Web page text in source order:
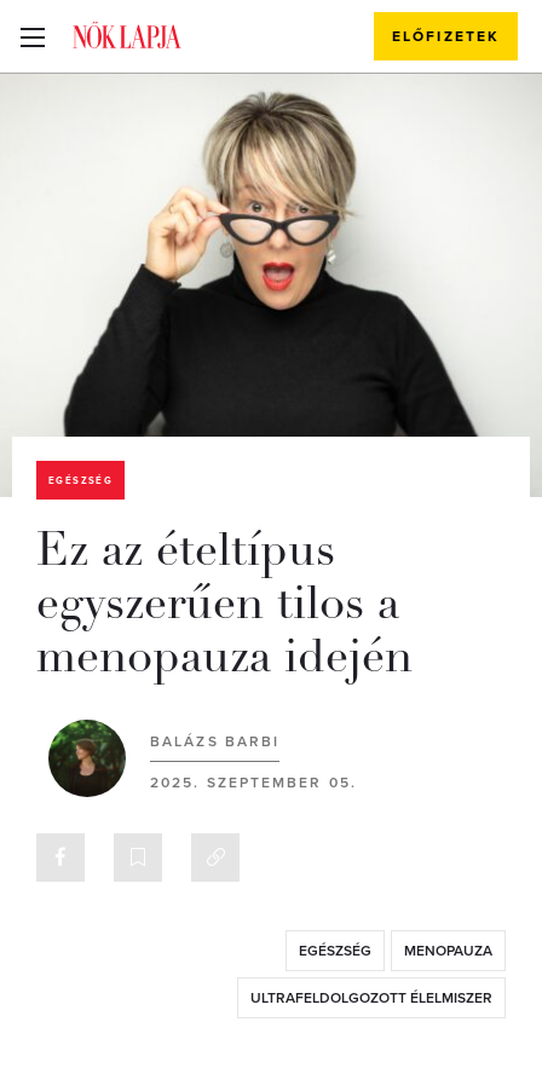
ELŐFIZETEK
EGÉSZSÉG
Ez az ételtípus
egyszerűen tilos a
menopauza idején
BALÁZS BARBI
2025. SZEPTEMBER 05.
EGÉSZSÉG MENOPAUZA
ULTRAFELDOLGOZOTT ÉLELMISZER